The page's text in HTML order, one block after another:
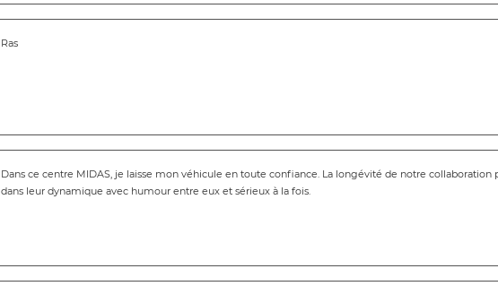
Ras
Dans ce centre MIDAS, je laisse mon véhicule en toute confiance. La longévité de notre collaboration
dans leur dynamique avec humour entre eux et sérieux à la fois.